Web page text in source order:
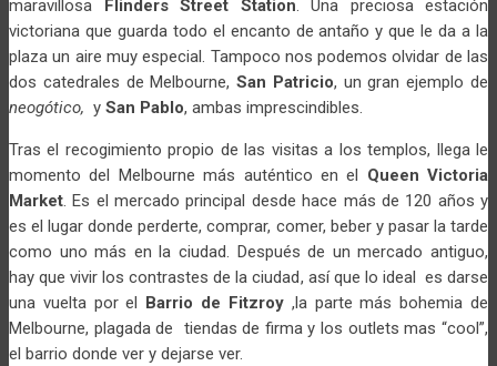
maravillosa Flinders Street Station. Una preciosa estación
victoriana que guarda todo el encanto de antaño y que le da a la
plaza un aire muy especial. Tampoco nos podemos olvidar de las
dos catedrales de Melbourne,San Patricio, un gran ejemplo de
neogótico, y San Pablo, ambas imprescindibles.
Tras el recogimiento propio de las visitas a los templos, llega le
momento del Melbourne más auténtico en el Queen Victoria
Market. Es el mercado principal desde hace más de 120 años y
es el lugar donde perderte, comprar, comer, beber y pasar la tarde
como uno más en la ciudad. Después de un mercado antiguo,
hay que vivir los contrastes de la ciudad, así que lo ideal es darse
una vuelta por el
Barrio de Fitzroy,la parte más bohemia de
Melbourne, plagada de tiendas de firma y los outlets mas “cool”,
el barrio donde ver y dejarse ver.